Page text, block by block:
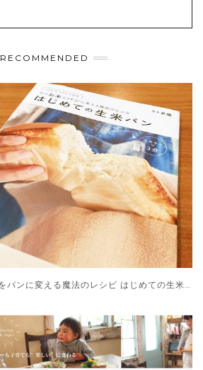
RECOMMENDED